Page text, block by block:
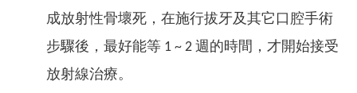
成放射性骨壞死，在施行拔牙及其它口腔手術
步驟後，最好能等 1 ~ 2 週的時間，才開始接受
放射線治療。